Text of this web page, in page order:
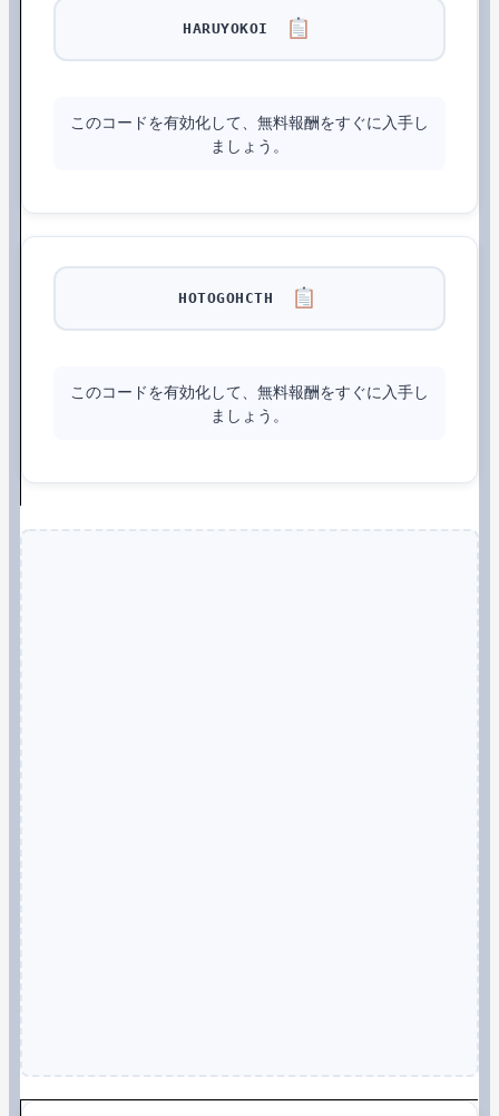
HARUYOKOI
このコードを有効化して、無料報酬をすぐに入手し
ましょう。
HOTOGOHCTH
このコードを有効化して、無料報酬をすぐに入手し
ましょう。